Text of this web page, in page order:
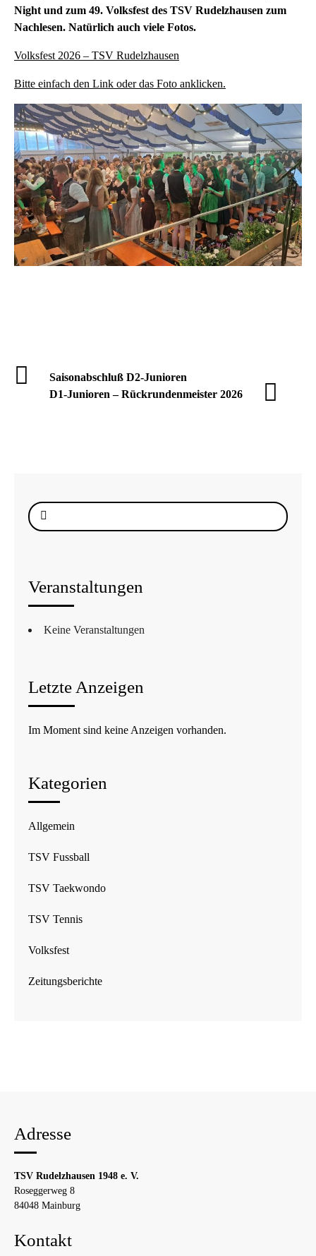
Night und zum 49. Volksfest des TSV Rudelzhausen zum
Nachlesen. Natürlich auch viele Fotos.
Volksfest 2026 – TSV Rudelzhausen
Bitte einfach den Link oder das Foto anklicken.
Saisonabschluß D2-Junioren
D1-Junioren – Rückrundenmeister 2026
Suche
nach:
Veranstaltungen
Keine Veranstaltungen
Letzte Anzeigen
Im Moment sind keine Anzeigen vorhanden.
Kategorien
Allgemein
TSV Fussball
TSV Taekwondo
TSV Tennis
Volksfest
Zeitungsberichte
Adresse
TSV Rudelzhausen 1948 e. V.
Roseggerweg 8
84048 Mainburg
Kontakt